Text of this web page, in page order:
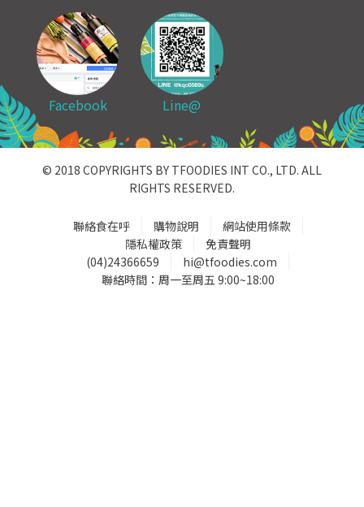
Facebook Line@
© 2018 COPYRIGHTS BY TFOODIES INT CO., LTD. ALL
RIGHTS RESERVED.
聯絡食在呼 購物說明
網站使用條款
隱私權政策
免責聲明
(04)24366659
hi@tfoodies.com
聯絡時間：周一至周五 9:00~18:00